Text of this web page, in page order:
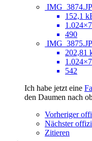
152,1
490
202,81
542
Ich habe jetzt eine
den Daumen nach
Vorheriger
Nächster
Zitieren